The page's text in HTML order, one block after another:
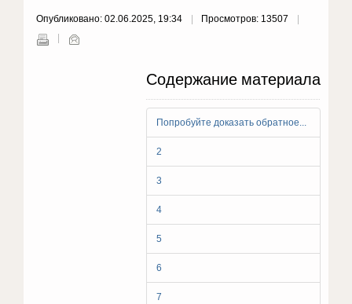
Опубликовано: 02.06.2025, 19:34 Просмотров: 13507
Содержание материала
Попробуйте доказать обратное...
2
3
4
5
6
7